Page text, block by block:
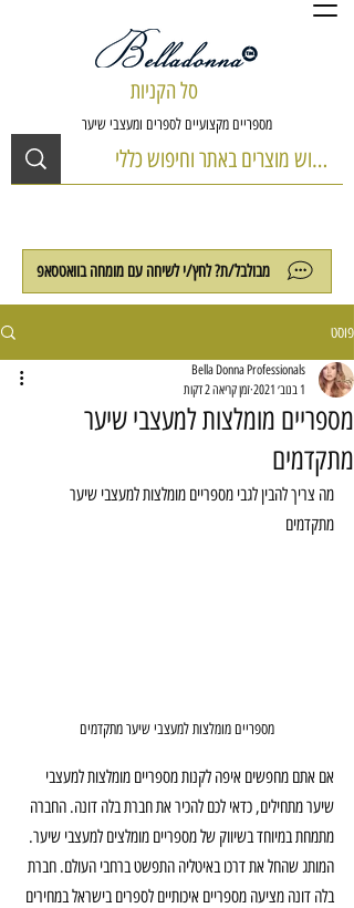
סל הקניות
מספריים מקצועיים לספרים ומעצבי שיער
מבולבל/ת? לחץ/י לשיחה עם מומחה בוואטסאפ
פוסט
מספריים מומלצות למעצבי שיער
מתקדמים
Bella Donna Professionals
1 בנוב׳ 2021
זמן קריאה 2 דקות
מה צריך להבין לגבי מספריים מומלצות למעצבי שיער
מתקדמים
מספריים מומלצות למעצבי שיער מתקדמים
אם אתם מחפשים איפה לקנות מספריים מומלצות למעצבי
שיער מתחילים, כדאי לכם להכיר את חברת בלה דונה. החברה
מתמחת במיוחד בשיווק של מספריים מומלצים למעצבי שיער.
המותג שהחל את דרכו באיטליה התפשט ברחבי העולם. חברת
בלה דונה מציעה מספריים איכותיים לספרים בישראל במחירים